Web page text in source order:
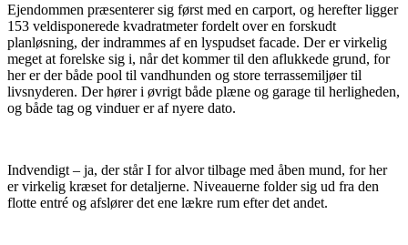
Ejendommen præsenterer sig først med en carport, og herefter ligger
153 veldisponerede kvadratmeter fordelt over en forskudt
planløsning, der indrammes af en lyspudset facade. Der er virkelig
meget at forelske sig i, når det kommer til den aflukkede grund, for
her er der både pool til vandhunden og store terrassemiljøer til
livsnyderen. Der hører i øvrigt både plæne og garage til herligheden,
og både tag og vinduer er af nyere dato.
Indvendigt – ja, der står I for alvor tilbage med åben mund, for her
er virkelig kræset for detaljerne. Niveauerne folder sig ud fra den
flotte entré og afslører det ene lækre rum efter det andet.